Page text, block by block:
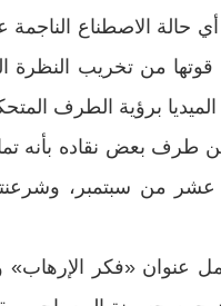
أي حالة الاصطناع
من تخريب النظرة
برؤية الطرف
طرف بعض نقاده بأنه
عشر من سبتمبر،
عنوان «فكر الإرهاب»